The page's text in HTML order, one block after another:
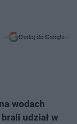
Dodaj do Google
wodach
udział w